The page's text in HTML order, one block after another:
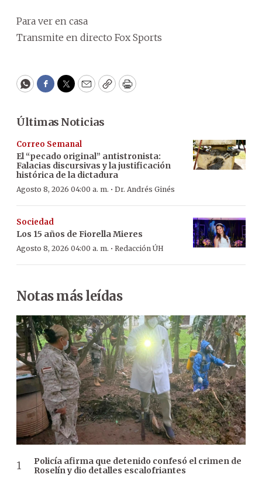
Para ver en casa
Transmite en directo Fox Sports
WhatsApp
Facebook
Twitter
EmailCopyPrint
Últimas Noticias
Correo Semanal
El “pecado original” antistronista:
Falacias discursivas y la justificación
histórica de la dictadura
Agosto 8, 2026 04:00 a. m. · Dr. Andrés Ginés
Sociedad
Los 15 años de Fiorella Mieres
Agosto 8, 2026 04:00 a. m. · Redacción ÚH
Notas más leídas
Policía afirma que detenido confesó el crimen de
Roselín y dio detalles escalofriantes